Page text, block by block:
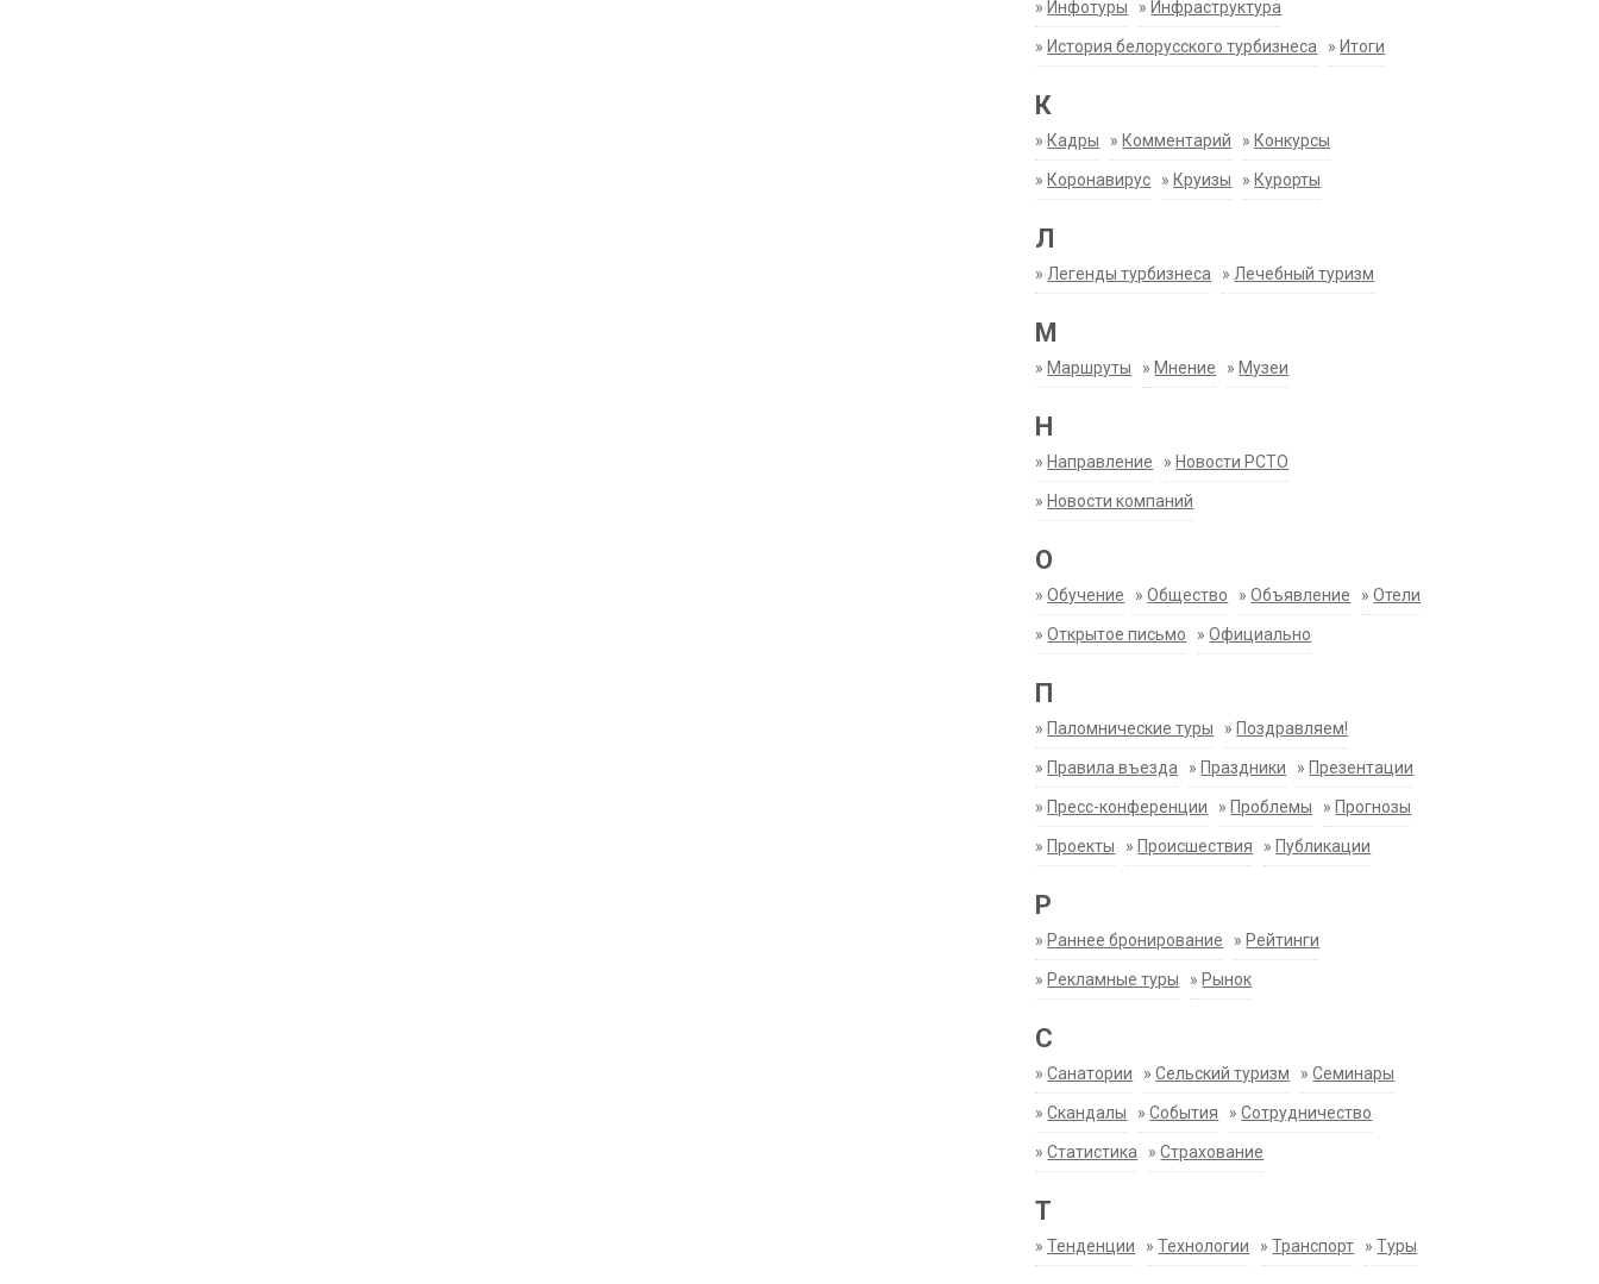
» Инфотуры » Инфраструктура
» История белорусского турбизнеса » Итоги
К
» Кадры » Комментарий » Конкурсы
» Коронавирус » Круизы » Курорты
Л
» Легенды турбизнеса » Лечебный туризм
М
» Маршруты » Мнение » Музеи
Н
» Направление » Новости РСТО
» Новости компаний
О
»Обучение »Общество »Объявление »Отели
»Открытое письмо »Официально
П
» Паломнические туры » Поздравляем!
» Правила въезда » Праздники » Презентации
» Пресс-конференции » Проблемы » Прогнозы
» Проекты » Происшествия » Публикации
Р
» Раннее бронирование » Рейтинги
» Рекламные туры » Рынок
С
»Санатории »Сельский туризм »Семинары
»Скандалы »События »Сотрудничество
»Статистика »Страхование
Т
»Тенденции »Технологии »Транспорт »Туры